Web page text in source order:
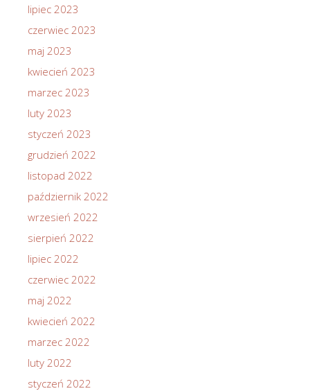
lipiec 2023
czerwiec 2023
maj 2023
kwiecień 2023
marzec 2023
luty 2023
styczeń 2023
grudzień 2022
listopad 2022
październik 2022
wrzesień 2022
sierpień 2022
lipiec 2022
czerwiec 2022
maj 2022
kwiecień 2022
marzec 2022
luty 2022
styczeń 2022